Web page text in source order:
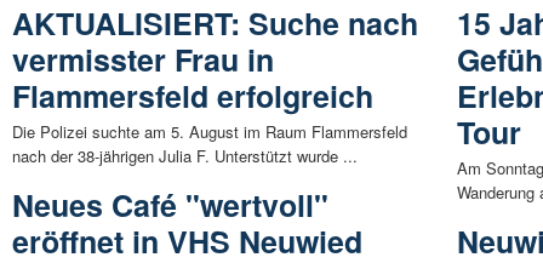
AKTUALISIERT: Suche nach
vermisster Frau in
Flammersfeld erfolgreich
Die Polizei suchte am 5. August im Raum Flammersfeld
nach der 38-jährigen Julia F. Unterstützt wurde ...
Neues Café "wertvoll"
eröffnet in VHS Neuwied
15
Tour
Am